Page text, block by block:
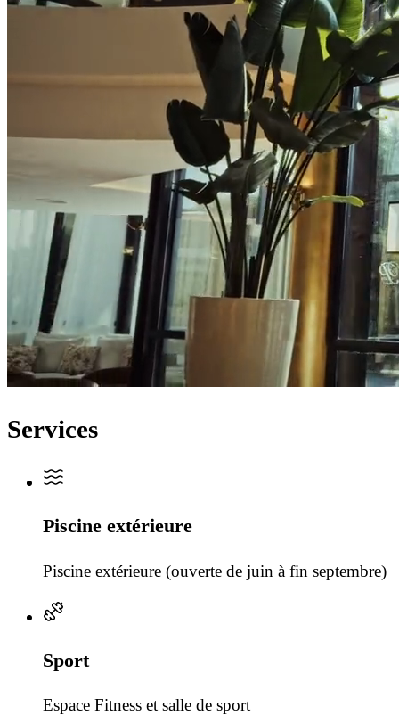
Services
Piscine extérieure
Piscine extérieure (ouverte de juin à fin septembre)
Sport
Espace Fitness et salle de sport